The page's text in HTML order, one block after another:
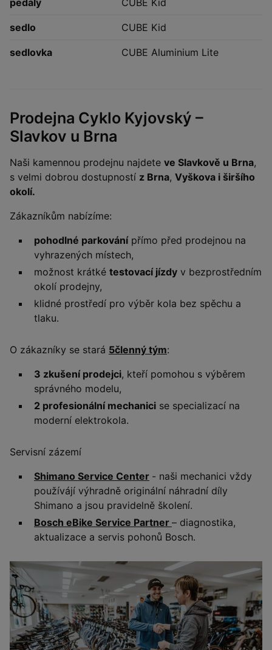
pedály CUBE Kid
sedlo CUBE Kid
sedlovka CUBE Aluminium Lite
Prodejna Cyklo Kyjovský –
Slavkov u Brna
Naši kamennou prodejnu najdete ve Slavkově u Brna,
s velmi dobrou dostupností z Brna, Vyškova i širšího
okolí.
Zákazníkům nabízíme:
pohodlné parkovánípřímo před prodejnou na
vyhrazených místech,
možnost krátké testovací jízdy v bezprostředním
okolí prodejny,
klidné prostředí pro výběr kola bez spěchu a
tlaku.
O zákazníky se stará 5členný tým:
3 zkušení prodejci, kteří pomohou s výběrem
správného modelu,
2 profesionální mechanici se specializací na
moderní elektrokola.
Servisní zázemí
Shimano Service Center - naši mechanici vždy
používájí výhradně originální náhradní díly
Shimano a jsou pravidelně školení.
Bosch eBike Service Partner – diagnostika,
aktualizace a servis pohonů Bosch.